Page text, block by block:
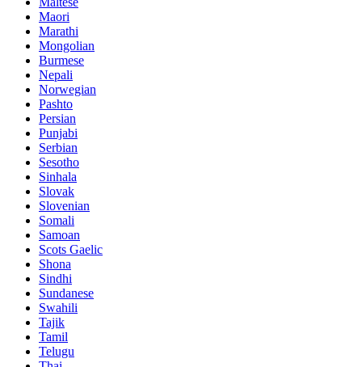
Maori
Marathi
Mongolian
Burmese
Nepali
Norwegian
Pashto
Persian
Punjabi
Serbian
Sesotho
Sinhala
Slovak
Slovenian
Somali
Samoan
Scots Gaelic
Shona
Sindhi
Sundanese
Swahili
Tajik
Tamil
Telugu